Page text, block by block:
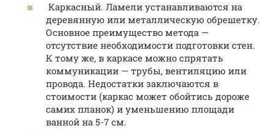
Каркасный. Ламели устанавливаются на
деревянную или металлическую обрешетку.
Основное преимущество метода —
отсутствие необходимости подготовки стен.
К тому же, в каркасе можно спрятать
коммуникации — трубы, вентиляцию или
провода. Недостатки заключаются в
стоимости (каркас может обойтись дороже
самих планок) и уменьшению площади
ванной на 5-7 см.